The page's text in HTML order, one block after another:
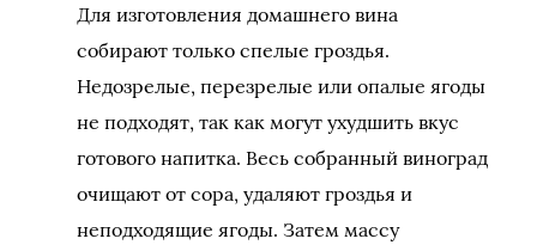
Для изготовления домашнего вина
собирают только спелые гроздья.
Недозрелые, перезрелые или опалые ягоды
не подходят, так как могут ухудшить вкус
готового напитка. Весь собранный виноград
очищают от сора, удаляют гроздья и
неподходящие ягоды. Затем массу